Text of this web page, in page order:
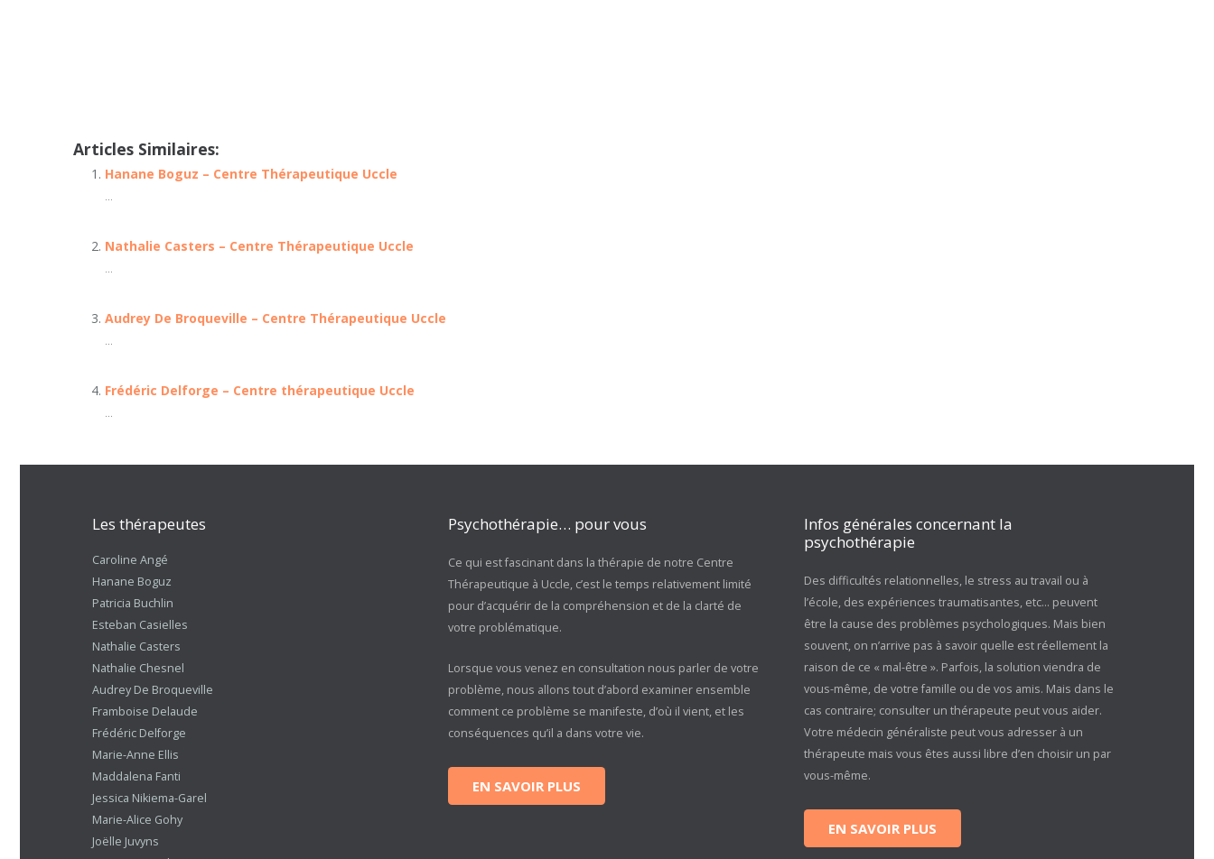
Articles Similaires:
Hanane Boguz – Centre Thérapeutique Uccle
...
Nathalie Casters – Centre Thérapeutique Uccle
...
Audrey De Broqueville – Centre Thérapeutique Uccle
...
Frédéric Delforge – Centre thérapeutique Uccle
...
Les thérapeutes
Caroline Angé
Hanane Boguz
Patricia Buchlin
Esteban Casielles
Nathalie Casters
Nathalie Chesnel
Audrey De Broqueville
Framboise Delaude
Frédéric Delforge
Marie-Anne Ellis
Maddalena Fanti
Jessica Nikiema-Garel
Marie-Alice Gohy
Joëlle Juvyns
Psychothérapie… pour vous
Ce qui est fascinant dans la thérapie de notre Centre
Thérapeutique à Uccle, c’est le temps relativement limité
pour d’acquérir de la compréhension et de la clarté de
votre problématique.
Lorsque vous venez en consultation nous parler de votre
problème, nous allons tout d’abord examiner ensemble
comment ce problème se manifeste, d’où il vient, et les
conséquences qu’il a dans votre vie.
EN SAVOIR PLUS
Infos générales concernant la
psychothérapie
Des difficultés relationnelles, le stress au travail ou à
l’école, des expériences traumatisantes, etc… peuvent
être la cause des problèmes psychologiques. Mais bien
souvent, on n’arrive pas à savoir quelle est réellement la
raison de ce « mal-être ». Parfois, la solution viendra de
vous-même, de votre famille ou de vos amis. Mais dans le
cas contraire; consulter un thérapeute peut vous aider.
Votre médecin généraliste peut vous adresser à un
thérapeute mais vous êtes aussi libre d’en choisir un par
vous-même.
EN SAVOIR PLUS